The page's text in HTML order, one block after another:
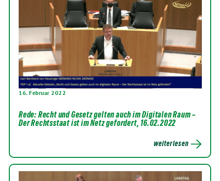
16. Februar 2022
Rede: Recht und Gesetz gelten auch im Digitalen Raum –
Der Rechtsstaat ist im Netz gefordert, 16.02.2022
weiterlesen